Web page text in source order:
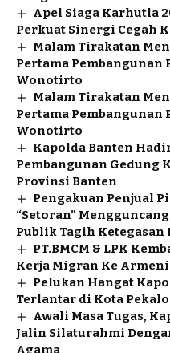
Apel Siaga Karhutla
Perkuat Sinergi Cegah
Malam Tirakatan
Pertama Pembangunan
Wonotirto
Malam Tirakatan
Pertama Pembangunan
Wonotirto
Kapolda Banten
Pembangunan Gedung
Provinsi Banten
Pengakuan Penjual
“Setoran”
Publik Tagih Ketegasan
PT.BMCM & LPK
Kerja Migran Ke
Pelukan Hangat
Terlantar di Kota
Awali Masa Tugas,
Jalin Silaturahmi
Agama